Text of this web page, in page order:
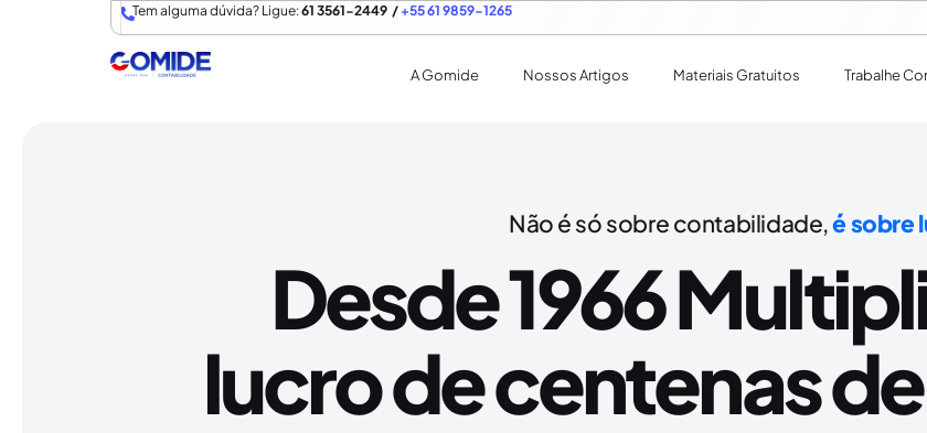
Tem alguma dúvida? Ligue:61 3561-2449 / +55 61 9859-1265
A Gomide Nossos Artigos Materiais Gratuitos Trabalhe
Não é só sobre contabilidade,é sobre
Desde 1966
lucro de centenas